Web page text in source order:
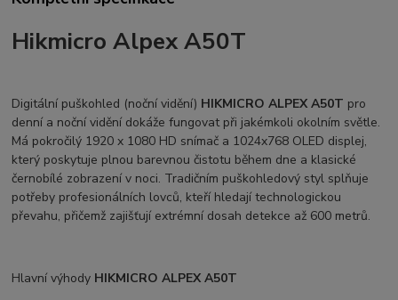
Hikmicro Alpex A50T
Digitální puškohled (noční vidění) HIKMICRO ALPEX A50T pro
denní a noční vidění dokáže fungovat při jakémkoli okolním světle.
Má pokročilý 1920 x 1080 HD snímač a 1024x768 OLED displej,
který poskytuje plnou barevnou čistotu během dne a klasické
černobílé zobrazení v noci. Tradičním puškohledový styl splňuje
potřeby profesionálních lovců, kteří hledají technologickou
převahu, přičemž zajišťují extrémní dosah detekce až 600 metrů.
Hlavní výhody HIKMICRO ALPEX A50T